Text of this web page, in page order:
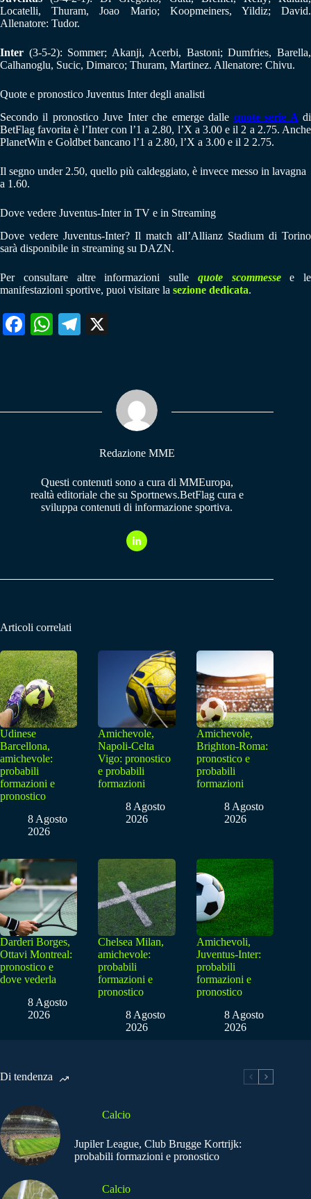
Locatelli, Thuram, Joao Mario; Koopmeiners, Yildiz; David.
Allenatore: Tudor.
Inter (3-5-2): Sommer; Akanji, Acerbi, Bastoni; Dumfries, Barella,
Calhanoglu, Sucic, Dimarco; Thuram, Martinez. Allenatore: Chivu.
Quote e pronostico Juventus Inter degli analisti
Secondo il pronostico Juve Inter che emerge dalle quote serie A di
BetFlag favorita è l’Inter con l’1 a 2.80, l’X a 3.00 e il 2 a 2.75. Anche
PlanetWin e Goldbet bancano l’1 a 2.80, l’X a 3.00 e il 2 2.75.
Il segno under 2.50, quello più caldeggiato, è invece messo in lavagna
a 1.60.
Dove vedere Juventus-Inter in TV e in Streaming
Dove vedere Juventus-Inter? Il match all’Allianz Stadium di Torino
sarà disponibile in streaming su DAZN.
Per consultare altre informazioni sulle quote scommessee le
manifestazioni sportive, puoi visitare la sezione dedicata.
Fa W
pp
Te
m
Redazione MME
Questi contenuti sono a cura di MMEuropa,
realtà editoriale che su Sportnews.BetFlag cura e
sviluppa contenuti di informazione sportiva.
Articoli correlati
Udinese
Barcellona,
amichevole:
probabili
formazioni e
pronostico
8 Agosto
2026
Amichevole,
Napoli-Celta
Vigo: pronostico
e probabili
formazioni
8 Agosto
2026
Amichevole,
Brighton-Roma:
pronostico e
probabili
formazioni
8 Agosto
2026
Darderi Borges,
Ottavi Montreal:
pronostico e
dove vederla
8 Agosto
2026
Chelsea Milan,
amichevole:
probabili
formazioni e
pronostico
8 Agosto
2026
Amichevoli,
Juventus-Inter:
probabili
formazioni e
pronostico
8 Agosto
2026
Di tendenza
Calcio
Jupiler League, Club Brugge Kortrijk:
probabili formazioni e pronostico
Calcio